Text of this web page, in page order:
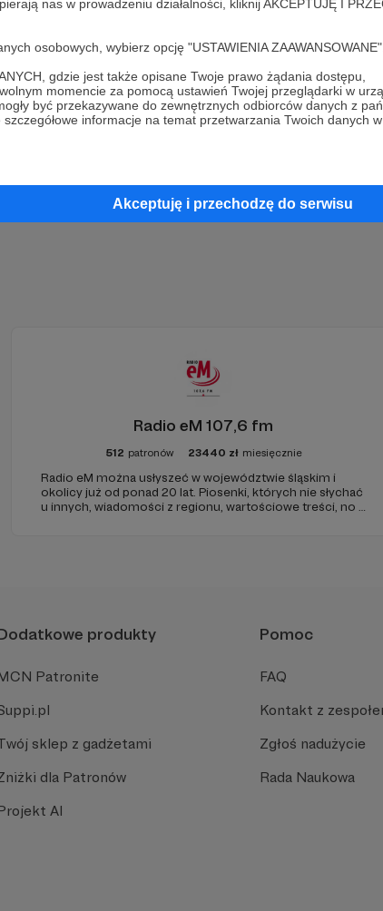
nas w prowadzeniu działalności, kliknij AKCEPTUJĘ I
osobowych, wybierz opcję "USTAWIENIA ZAAWANSOWANE".
gdzie jest także opisane Twoje prawo żądania dostępu,
momencie za pomocą ustawień Twojej przeglądarki w
być przekazywane do zewnętrznych odbiorców danych z
informacje na temat przetwarzania Twoich danych
Akceptuję i przechodzę do serwisu
Patronów!
Radio Rebeliantjuż teraz!
Radio eM 107,6 fm
512 patronów 23440 zł miesięcznie
Radio eM można usłyszeć w województwie śląskim i
okolicy już od ponad 20 lat. Piosenki, których nie słychać
u innych, wiadomości z regionu, wartościowe treści, no i
produkty
Patronite
sklep z gadżetami
dla Patronów
AI
Pomoc
FAQ
Kontakt z
Zgłoś nadużycie
Rada Naukowa